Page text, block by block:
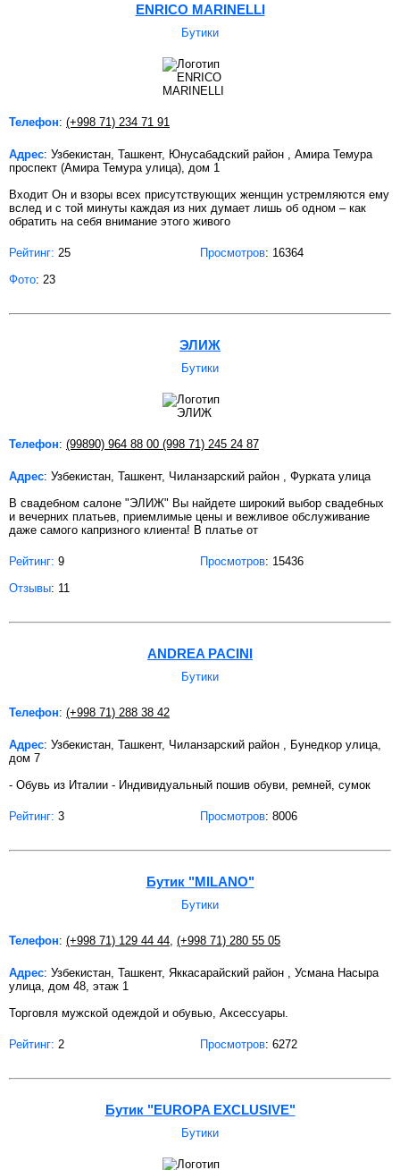
ENRICO MARINELLI
Бутики
Телефон: (+998 71) 234 71 91
Адрес: Узбекистан, Ташкент, Юнусабадский район , Амира Темура
проспект (Амира Темура улица), дом 1
Входит Он и взоры всех присутствующих женщин устремляются ему
вслед и с той минуты каждая из них думает лишь об одном – как
обратить на себя внимание этого живого
Рейтинг: 25 Просмотров: 16364
Фото: 23
ЭЛИЖ
Бутики
Телефон: (99890) 964 88 00 (998 71) 245 24 87
Адрес: Узбекистан, Ташкент, Чиланзарский район , Фурката улица
В свадебном салоне "ЭЛИЖ" Вы найдете широкий выбор свадебных
и вечерних платьев, приемлимые цены и вежливое обслуживание
даже самого капризного клиента! В платье от
Рейтинг: 9 Просмотров: 15436
Отзывы: 11
ANDREA PACINI
Бутики
Телефон: (+998 71) 288 38 42
Адрес: Узбекистан, Ташкент, Чиланзарский район , Бунедкор улица,
дом 7
- Обувь из Италии - Индивидуальный пошив обуви, ремней, сумок
Рейтинг: 3 Просмотров: 8006
Бутик "MILANO"
Бутики
Телефон: (+998 71) 129 44 44 (+998 71) 280 55 05
Адрес: Узбекистан, Ташкент, Яккасарайский район , Усмана Насыра
улица, дом 48, этаж 1
Торговля мужской одеждой и обувью, Аксессуары.
Рейтинг: 2 Просмотров: 6272
Бутик "EUROPA EXCLUSIVE"
Бутики